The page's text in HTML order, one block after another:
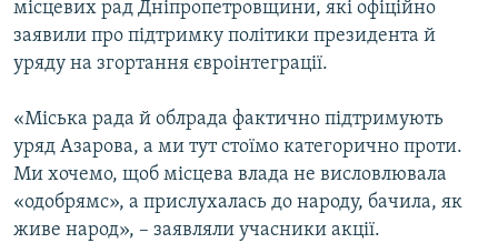
місцевих рад Дніпропетровщини, які офіційно
заявили про підтримку політики президента й
уряду на згортання євроінтеграції.
«Міська рада й облрада фактично підтримують
уряд Азарова, а ми тут стоїмо категорично проти.
Ми хочемо, щоб місцева влада не висловлювала
«одобрямс», а прислухалась до народу, бачила, як
живе народ», – заявляли учасники акції.